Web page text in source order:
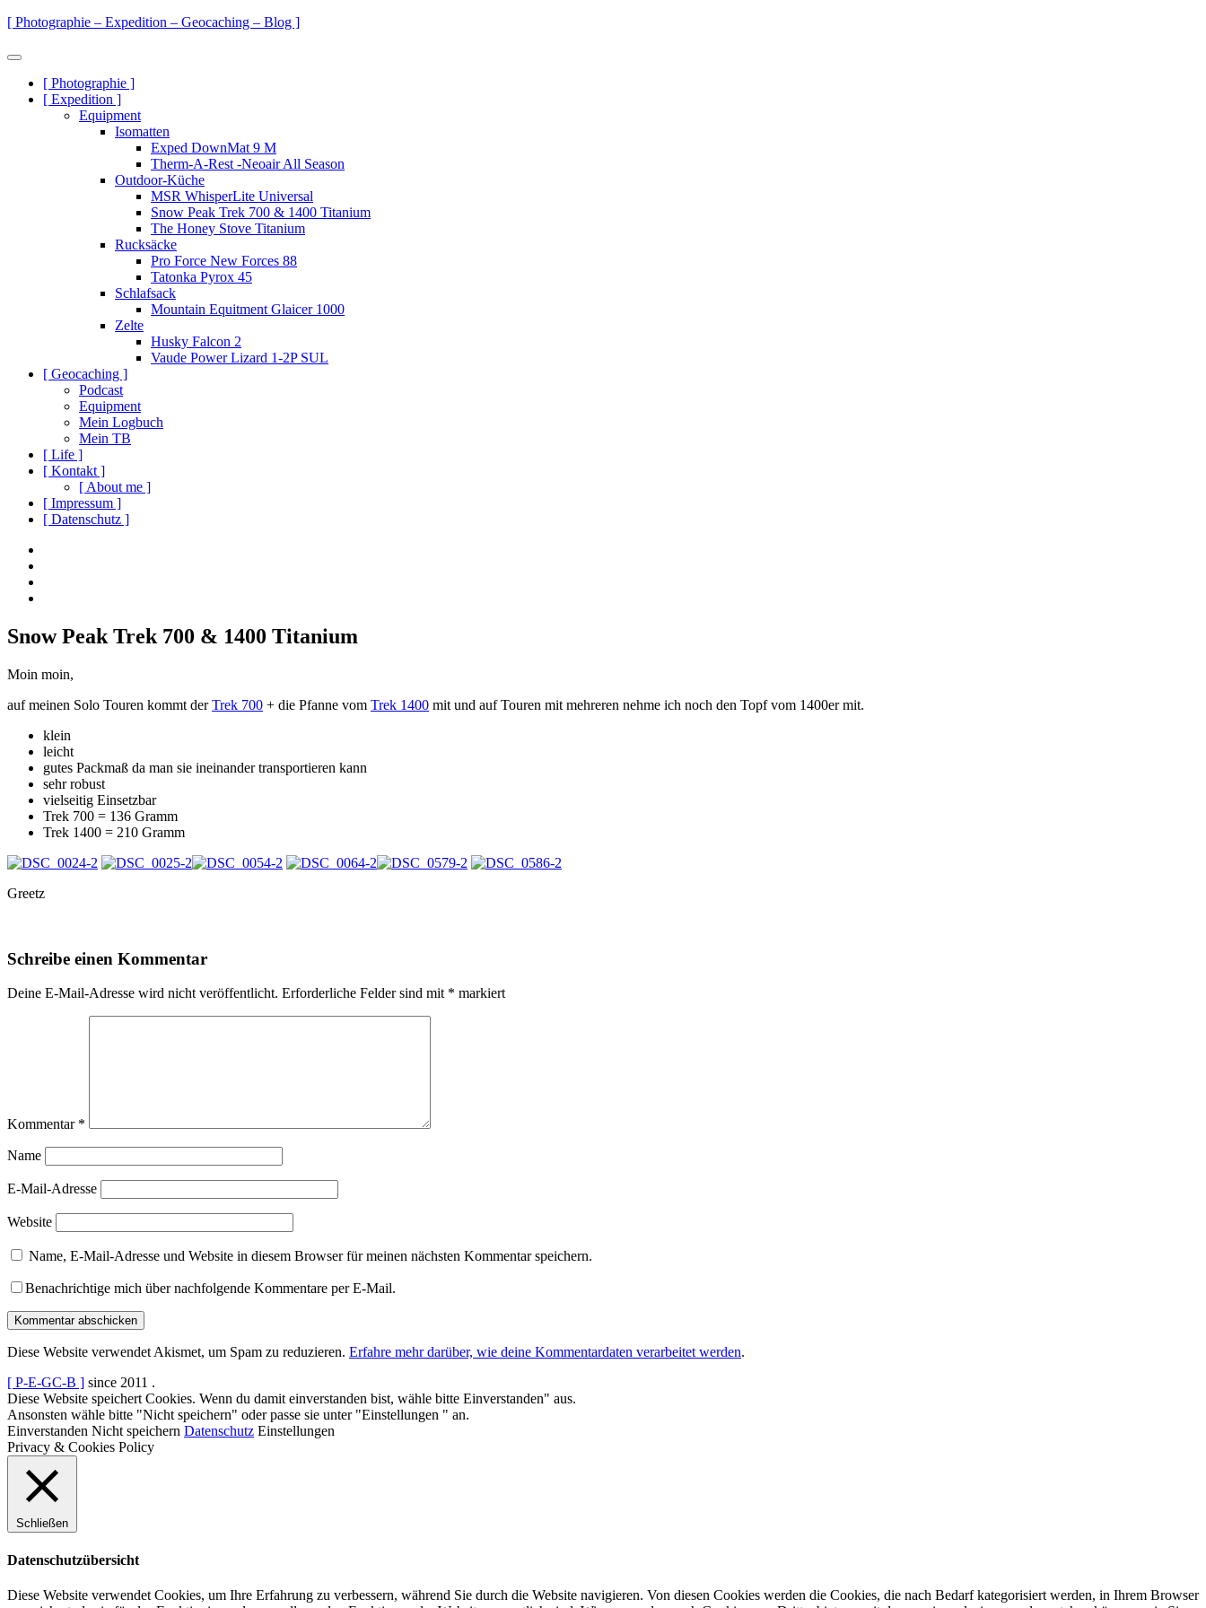
Zum
springen
[ Photographie – Expedition – Geocaching – Blog ]
Menü
Primäre
Navigation
[ Photographie ]
[ Expedition ]
Equipment
Isomatten
Exped DownMat 9 M
Therm-A-Rest -Neoair All Season
Outdoor-Küche
MSR WhisperLite Universal
Snow Peak Trek 700 & 1400 Titanium
The Honey Stove Titanium
Rucksäcke
Pro Force New Forces 88
Tatonka Pyrox 45
Schlafsack
Mountain Equitment Glaicer 1000
Zelte
Husky Falcon 2
Vaude Power Lizard 1-2P SUL
[ Geocaching ]
Podcast
Equipment
Mein Logbuch
Mein TB
[ Life ]
[ Kontakt ]
[ About me ]
[ Impressum ]
[ Datenschutz ]
Social
Navigation
Snow Peak Trek 700 & 1400 Titanium
Moin moin,
auf meinen Solo Touren kommt derTrek 700 + die Pfanne vom Trek 1400 mit und auf Touren mit mehreren nehme ich noch den Topf vom 1400er mit.
klein
leicht
gutes Packmaß da man sie ineinander transportieren kann
sehr robust
vielseitig Einsetzbar
Trek 700 = 136 Gramm
Trek 1400 = 210 Gramm
Greetz
Schreibe einen Kommentar
Deine E-Mail-Adresse wird nicht veröffentlicht. Erforderliche Felder sind mit * markiert
Kommentar *
Name
E-Mail-Adresse
Website
Name, E-Mail-Adresse und Website in diesem Browser für meinen nächsten Kommentar speichern.
Benachrichtige mich über nachfolgende Kommentare per E-Mail.
Diese Website verwendet Akismet, um Spam zu reduzieren. Erfahre mehr darüber, wie deine Kommentardaten verarbeitet werden.
[ P-E-GC-B ] since 2011 .
Diese Website speichert Cookies. Wenn du damit einverstanden bist, wähle bitte Einverstanden" aus.
Ansonsten wähle bitte "Nicht speichern" oder passe sie unter "Einstellungen " an.
Einverstanden Nicht speichern Datenschutz Einstellungen
Privacy & Cookies Policy
Schließen
Datenschutzübersicht
Diese Website verwendet Cookies, um Ihre Erfahrung zu verbessern, während Sie durch die Website navigieren. Von diesen Cookies werden die Cookies, die nach Bedarf kategorisiert werden, in Ihrem Browser